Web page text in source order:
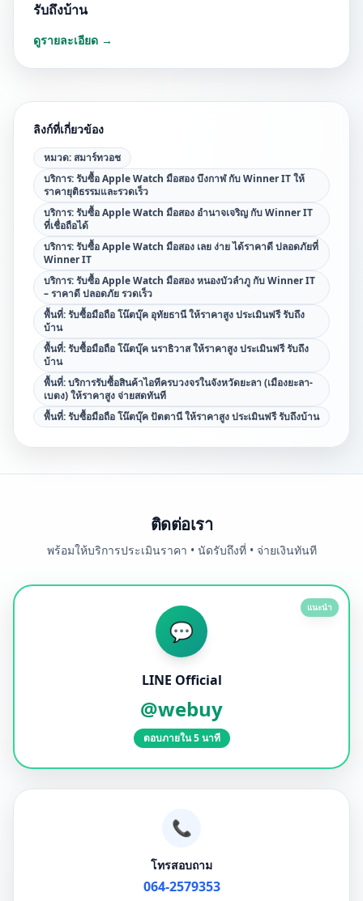
รับถึงบ้าน
ดูรายละเอียด →
ลิงก์ที่เกี่ยวข้อง
หมวด: สมาร์ทวอช
บริการ:รับซื้อ Apple Watch มือสอง บึงกาฬ กับ Winner IT ให้
ราคายุติธรรมและรวดเร็ว
บริการ:รับซื้อ Apple Watch มือสอง อำนาจเจริญ กับ Winner IT
ที่เชื่อถือได้
บริการ:รับซื้อ Apple Watch มือสอง เลย ง่าย ได้ราคาดี ปลอดภัยที่
Winner IT
บริการ:รับซื้อ Apple Watch มือสอง หนองบัวลำภู กับ Winner IT
– ราคาดี ปลอดภัย รวดเร็ว
พื้นที่:รับซื้อมือถือ โน๊ตบุ๊ค อุทัยธานี ให้ราคาสูง ประเมินฟรี รับถึง
บ้าน
พื้นที่:รับซื้อมือถือ โน๊ตบุ๊ค นราธิวาส ให้ราคาสูง ประเมินฟรี รับถึง
บ้าน
พื้นที่:บริการรับซื้อสินค้าไอทีครบวงจรในจังหวัดยะลา (เมืองยะลา-
เบตง) ให้ราคาสูง จ่ายสดทันที
พื้นที่:รับซื้อมือถือ โน๊ตบุ๊ค ปัตตานี ให้ราคาสูง ประเมินฟรี รับถึงบ้าน
ติดต่อเรา
พร้อมให้บริการประเมินราคา • นัดรับถึงที่ • จ่ายเงินทันที
แนะนำ
💬
LINE Official
@webuy
ตอบภายใน 5 นาที
📞
โทรสอบถาม
064-2579353